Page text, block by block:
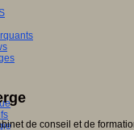
de conseil et de